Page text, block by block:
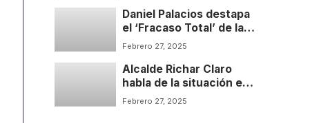
Daniel Palacios destapa
el ‘Fracaso Total’ de la
Paz de Petro | Sin Libreto
Febrero 27, 2025
Alcalde Richar Claro
habla de la situación en
Tibú y el Catatumbo | Sin
Febrero 27, 2025